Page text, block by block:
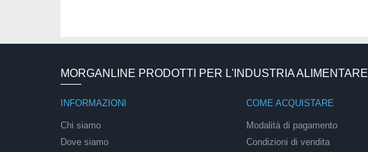
MORGANLINE PRODOTTI PER L'INDUSTRIA ALIMENTARE
INFORMAZIONI
Chi siamo
Dove siamo
COME ACQUISTARE
Modalità di pagamento
Condizioni di vendita